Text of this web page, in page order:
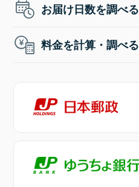
お届け日数を調べる
料金を計算・調べる